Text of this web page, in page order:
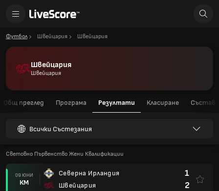
Футбол Швейцария Швейцария
Швейцария
Швейцария
Общ преглед Програма Резултати Класиране Състав
Всички Състезания
Световно Първенство Жени Квалификации
09 ЮНИ
КМ
Северна Ирландия
Швейцария
1
2